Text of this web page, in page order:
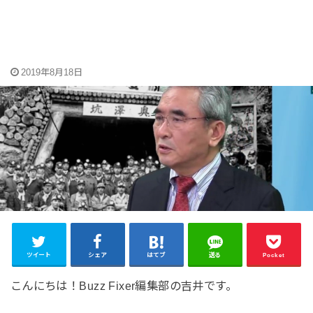
2019年8月18日
ツイート シェア はてブ 送る Pocket
こんにちは！Buzz Fixer編集部の吉井です。